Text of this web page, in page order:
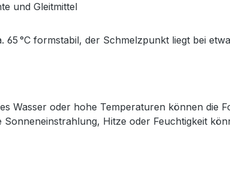
und Gleitmittel
°C formstabil, der Schmelzpunkt liegt bei etwa
Wasser oder hohe Temperaturen können die
Hitze oder Feuchtigkeit